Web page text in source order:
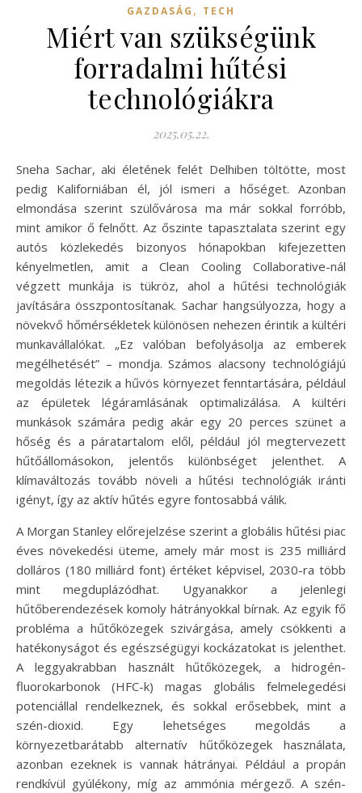
GAZDASÁG , TECH
Miért van szükségünk
forradalmi hűtési
technológiákra
2025.05.22.
Sneha Sachar, aki életének felét Delhiben töltötte, most
pedig Kaliforniában él, jól ismeri a hőséget. Azonban
elmondása szerint szülővárosa ma már sokkal forróbb,
mint amikor ő felnőtt. Az őszinte tapasztalata szerint egy
autós közlekedés bizonyos hónapokban kifejezetten
kényelmetlen, amit a Clean Cooling Collaborative-nál
végzett munkája is tükröz, ahol a hűtési technológiák
javítására összpontosítanak. Sachar hangsúlyozza, hogy a
növekvő hőmérsékletek különösen nehezen érintik a kültéri
munkavállalókat. „Ez valóban befolyásolja az emberek
megélhetését” – mondja. Számos alacsony technológiájú
megoldás létezik a hűvös környezet fenntartására, például
az épületek légáramlásának optimalizálása. A kültéri
munkások számára pedig akár egy 20 perces szünet a
hőség és a páratartalom elől, például jól megtervezett
hűtőállomásokon, jelentős különbséget jelenthet. A
klímaváltozás tovább növeli a hűtési technológiák iránti
igényt, így az aktív hűtés egyre fontosabbá válik.
A Morgan Stanley előrejelzése szerint a globális hűtési piac
éves növekedési üteme, amely már most is 235 milliárd
dolláros (180 milliárd font) értéket képvisel, 2030-ra több
mint megduplázódhat. Ugyanakkor a jelenlegi
hűtőberendezések komoly hátrányokkal bírnak. Az egyik fő
probléma a hűtőközegek szivárgása, amely csökkenti a
hatékonyságot és egészségügyi kockázatokat is jelenthet.
A leggyakrabban használt hűtőközegek, a hidrogén-
fluorokarbonok (HFC-k) magas globális felmelegedési
potenciállal rendelkeznek, és sokkal erősebbek, mint a
szén-dioxid. Egy lehetséges megoldás a
környezetbarátabb alternatív hűtőközegek használata,
azonban ezeknek is vannak hátrányai. Például a propán
rendkívül gyúlékony, míg az ammónia mérgező. A szén-